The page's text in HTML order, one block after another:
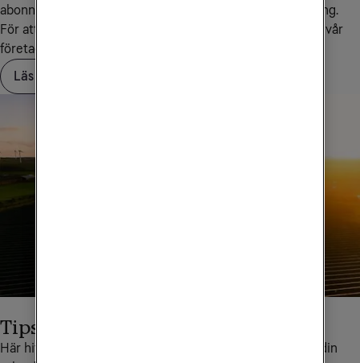
abonnemang samt eventuella gratistjänster för användning.
För att aktivera, ändra eller ta bort saldotak kontaktar du vår
företagskundservice på
Läs mer om Saldotak
Tips för utlandsresor
Här hittar du det mesta som rör data och telefoni under din